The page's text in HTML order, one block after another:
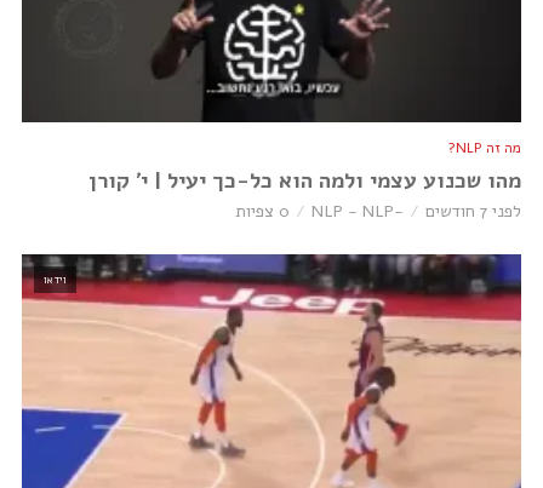
מה זה NLP?
מהו שכנוע עצמי ולמה הוא כל-כך יעיל | י׳ קורן
לפני 7 חודשים -NLP - NLP 0 צפיות
וידאו